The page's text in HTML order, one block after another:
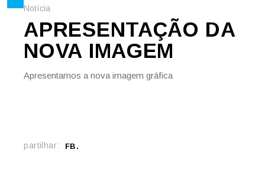
Notícia
APRESENTAÇÃO DA
NOVA IMAGEM
Apresentamos a nova imagem gráfica
partilhar: FB